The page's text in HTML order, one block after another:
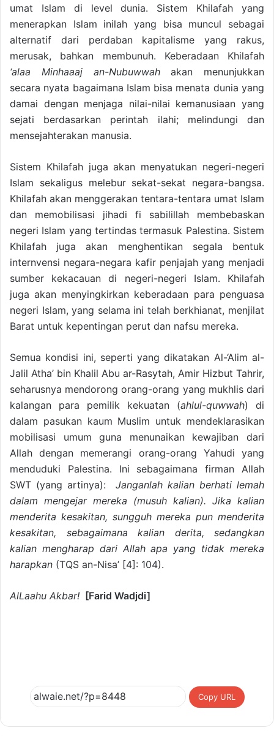
umat Islam di level dunia. Sistem Khilafah yang
menerapkan Islam inilah yang bisa muncul sebagai
alternatif dari perdaban kapitalisme yang rakus,
merusak, bahkan membunuh. Keberadaan Khilafah
‘alaa Minhaaaj an-Nubuwwahakan menunjukkan
secara nyata bagaimana Islam bisa menata dunia yang
damai dengan menjaga nilai-nilai kemanusiaan yang
sejati berdasarkan perintah ilahi; melindungi dan
mensejahterakan manusia.
Sistem Khilafah juga akan menyatukan negeri-negeri
Islam sekaligus melebur sekat-sekat negara-bangsa.
Khilafah akan menggerakan tentara-tentara umat Islam
dan memobilisasi jihadi fi sabilillah membebaskan
negeri Islam yang tertindas termasuk Palestina. Sistem
Khilafah juga akan menghentikan segala bentuk
internvensi negara-negara kafir penjajah yang menjadi
sumber kekacauan di negeri-negeri Islam. Khilafah
juga akan menyingkirkan keberadaan para penguasa
negeri Islam, yang selama ini telah berkhianat, menjilat
Barat untuk kepentingan perut dan nafsu mereka.
Semua kondisi ini, seperti yang dikatakan Al-‘Alim al-
Jalil Atha’ bin Khalil Abu ar-Rasytah, Amir Hizbut Tahrir,
seharusnya mendorong orang-orang yang mukhlis dari
kalangan para pemilik kekuatan (ahlul-quwwah) di
dalam pasukan kaum Muslim untuk mendeklarasikan
mobilisasi umum guna menunaikan kewajiban dari
Allah dengan memerangi orang-orang Yahudi yang
menduduki Palestina. Ini sebagaimana firman Allah
SWT (yang artinya): Janganlah kalian berhati lemah
dalam mengejar mereka (musuh kalian). Jika kalian
menderita kesakitan, sungguh mereka pun menderita
kesakitan, sebagaimana kalian derita, sedangkan
kalian mengharap dari Allah apa yang tidak mereka
harapkan (TQS an-Nisa’ [4]: 104).
AlLaahu Akbar! [Farid Wadjdi]
Copy URL